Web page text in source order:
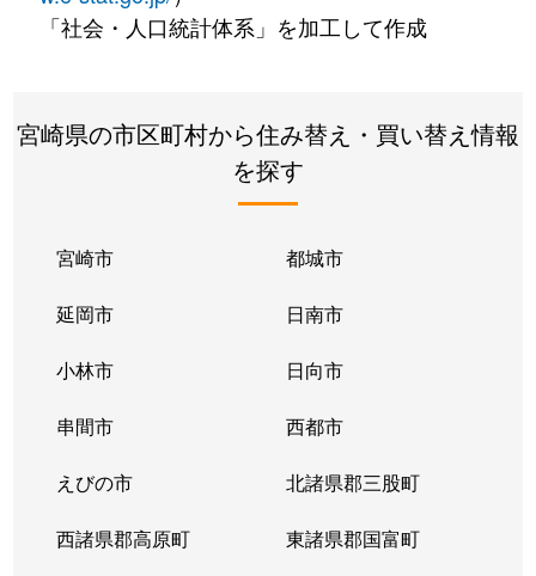
「社会・人口統計体系」を加工して作成
宮崎県の市区町村から住み替え・買い替え情報
を探す
宮崎市 都城市
延岡市 日南市
小林市 日向市
串間市 西都市
えびの市 北諸県郡三股町
西諸県郡高原町 東諸県郡国富町